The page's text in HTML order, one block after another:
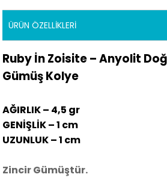
ÜRÜN ÖZELLIKLERI
Ruby İn Zoisite – Anyolit
Gümüş Kolye
AĞIRLIK – 4,5 gr
GENİŞLİK – 1 cm
UZUNLUK – 1 cm
Zincir Gümüştür.